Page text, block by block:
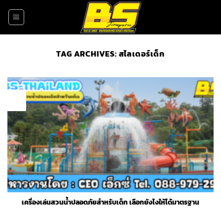
TAG ARCHIVES: สไลเดอร์เด็ก
เครื่องเล่นสวนน้ำปลอดภัยสำหรับเด็ก เลือกยังไงให้ได้มาตรฐาน